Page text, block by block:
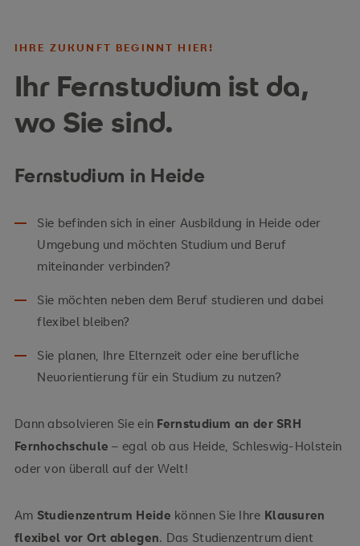
IHRE ZUKUNFT BEGINNT HIER!
Ihr Fernstudium ist da,
wo Sie sind.
Fernstudium in Heide
Sie befinden sich in einer Ausbildung in Heide oder
Umgebung und möchten Studium und Beruf
miteinander verbinden?
Sie möchten neben dem Beruf studieren und dabei
flexibel bleiben?
Sie planen, Ihre Elternzeit oder eine berufliche
Neuorientierung für ein Studium zu nutzen?
Dann absolvieren Sie ein Fernstudium an der SRH
Fernhochschule – egal ob aus Heide, Schleswig-Holstein
oder von überall auf der Welt!
Am Studienzentrum Heide können Sie Ihre Klausuren
flexibel vor Ort ablegen. Das Studienzentrum dient